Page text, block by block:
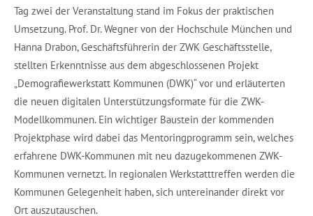
Tag zwei der Veranstaltung stand im Fokus der praktischen
Umsetzung. Prof. Dr. Wegner von der Hochschule München und
Hanna Drabon, Geschäftsführerin der ZWK Geschäftsstelle,
stellten Erkenntnisse aus dem abgeschlossenen Projekt
„Demografiewerkstatt Kommunen (DWK)“ vor und erläuterten
die neuen digitalen Unterstützungsformate für die ZWK-
Modellkommunen. Ein wichtiger Baustein der kommenden
Projektphase wird dabei das Mentoringprogramm sein, welches
erfahrene DWK-Kommunen mit neu dazugekommenen ZWK-
Kommunen vernetzt. In regionalen Werkstatttreffen werden die
Kommunen Gelegenheit haben, sich untereinander direkt vor
Ort auszutauschen.